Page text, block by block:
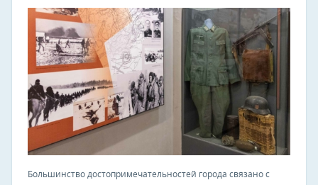
Большинство достопримечательностей города связано с